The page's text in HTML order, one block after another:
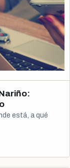
está, a qué